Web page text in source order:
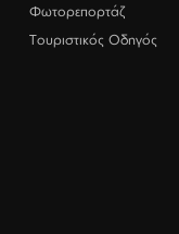
Φωτορεπορτάζ
Τουριστικός Οδηγός